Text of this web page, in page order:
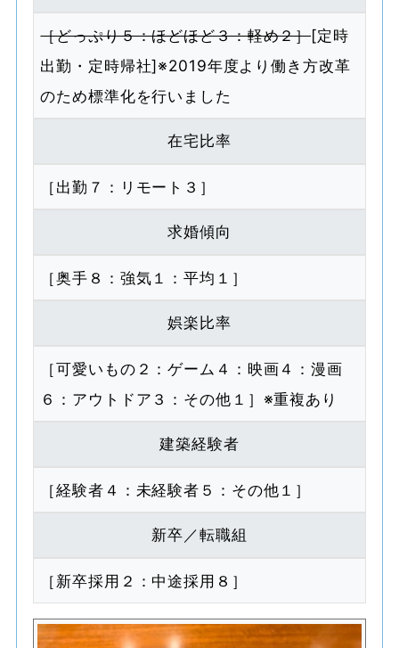
［どっぷり５：ほどほど３：軽め２］[定時
出勤・定時帰社]※2019年度より働き方改革
のため標準化を行いました
在宅比率
［出勤７：リモート３］
求婚傾向
［奥手８：強気１：平均１］
娯楽比率
［可愛いもの２：ゲーム４：映画４：漫画
６：アウトドア３：その他１］※重複あり
建築経験者
［経験者４：未経験者５：その他１］
新卒／転職組
［新卒採用２：中途採用８］